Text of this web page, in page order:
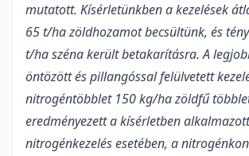
mutatott. Kísérletünkben a kezelések
65 t/ha zöldhozamot becsültünk, és
t/ha széna került betakarításra. A
öntözött és pillangóssal felülvetett
nitrogéntöbblet 150 kg/ha zöldfű
eredményezett a kísérletben
nitrogénkezelés esetében, a